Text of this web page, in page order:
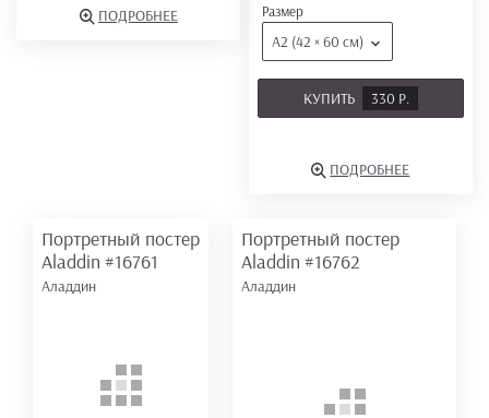
ПОДРОБНЕЕ Размер
А2 (42 × 60 см)
КУПИТЬ 330 Р.
ПОДРОБНЕЕ
Портретный постер
Aladdin #16761
Аладдин
Портретный постер
Aladdin #16762
Аладдин